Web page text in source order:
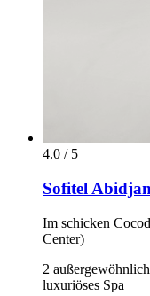
4.0 / 5
Sofitel
Im schicken
Center)
2
luxuriöses Spa